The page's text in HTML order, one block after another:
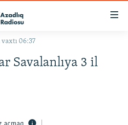
06:37
Savalanlıya 3 il